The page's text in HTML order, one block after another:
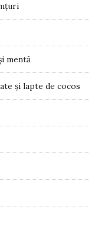
mentă
și lapte de cocos